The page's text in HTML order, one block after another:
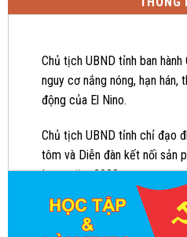
nguy cơ nắng nóng, hạn hán,
động của El Nino.
tôm và Diễn đàn kết nối sản
Long năm 2023.
Festival tôm TP.HCM và
bằng sông Cửu Long 2023
16/12/2023.